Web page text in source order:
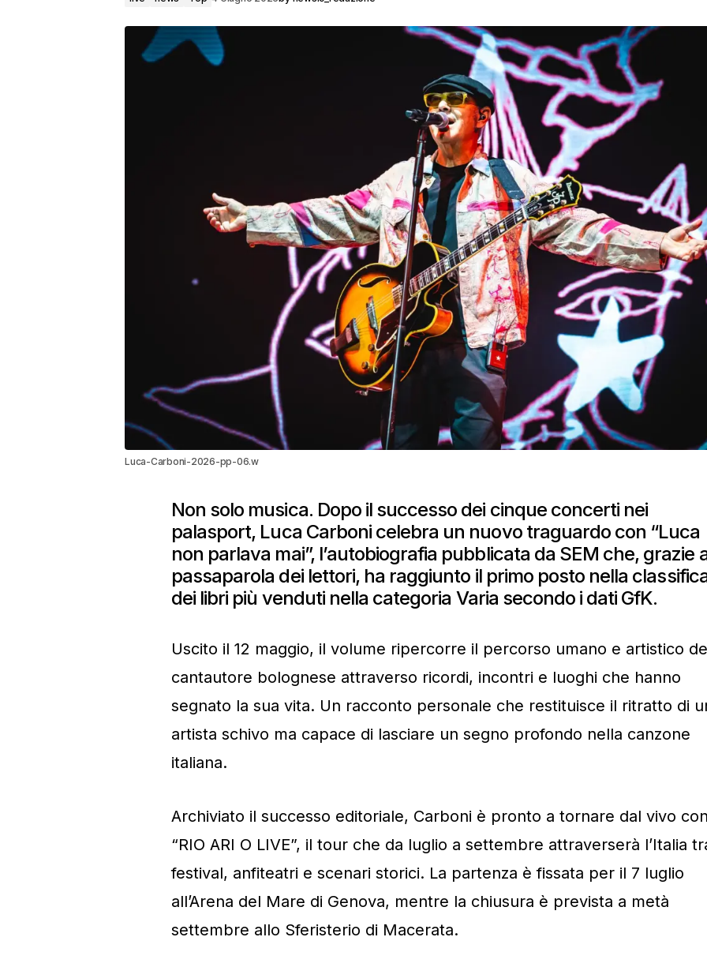
Luca-Carboni-2026-pp-06.w
Non solo musica. Dopo il successo dei cinque concerti nei
palasport, Luca Carboni celebra un nuovo traguardo con “Luca
non parlava mai”, l’autobiografia pubblicata da SEM che, grazie
passaparola dei lettori, ha raggiunto il primo posto nella
dei libri più venduti nella categoria Varia secondo i dati GfK.
Uscito il 12 maggio, il volume ripercorre il percorso umano e artistico
cantautore bolognese attraverso ricordi, incontri e luoghi che hanno
segnato la sua vita. Un racconto personale che restituisce il ritratto di
artista schivo ma capace di lasciare un segno profondo nella canzone
italiana.
Archiviato il successo editoriale, Carboni è pronto a tornare dal vivo
“RIO ARI O LIVE”, il tour che da luglio a settembre attraverserà l’Italia
festival, anfiteatri e scenari storici. La partenza è fissata per il 7 luglio
all’Arena del Mare di Genova, mentre la chiusura è prevista a metà
settembre allo Sferisterio di Macerata.